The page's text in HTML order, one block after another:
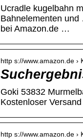
Ucradle kugelbahn
Bahnelementen
bei Amazon.de …
http s://www.amazon.de
Goki 53832
Kostenloser
http s://www.amazon.de